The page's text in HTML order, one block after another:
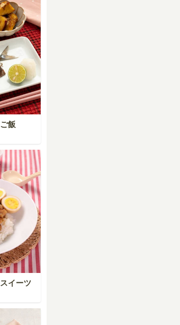
飯
イーツ